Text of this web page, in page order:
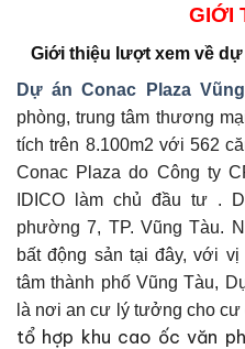
GIỚI
Giới thiệu lượt xem về
Dự án Conac Plaza
phòng, trung tâm thương
tích trên 8.100m2 với 562
Conac Plaza do Công ty
IDICO làm chủ đầu tư .
phường 7, TP. Vũng Tàu.
bất động sản tại đây, với
tâm thành phố Vũng Tàu,
là nơi an cư lý tưởng cho cư
tổ hợp khu cao ốc văn